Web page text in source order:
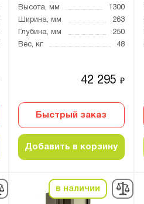
Высота, мм
1300
Ширина, мм
263
Глубина, мм
250
Вес, кг
48
42 295₽
Быстрый заказ
Добавить в корзину
в наличии